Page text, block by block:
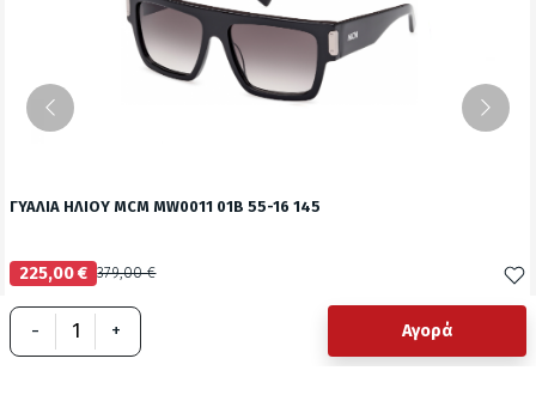
- + Αγορά
ΓΥΑΛΙΑ ΗΛΙΟΥ MCM MW0011 01B 55-16 145
225,00 € 379,00 €
Δείτε το προϊόν
test False